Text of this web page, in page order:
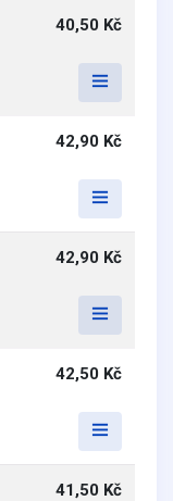
40,50 Kč
42,90 Kč
42,90 Kč
42,50 Kč
41,50 Kč